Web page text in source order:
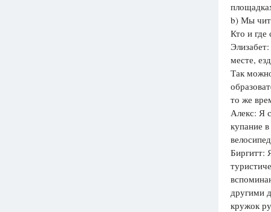
b) Мы
Кто и где
месте,
Так
то же
Алекс: Я
купание
Биргитт:
другими
кружок